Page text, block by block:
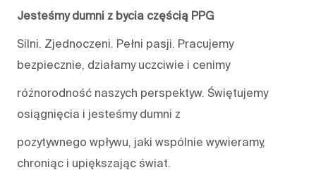
Jesteśmy dumni z bycia częścią PPG
Silni. Zjednoczeni. Pełni pasji. Pracujemy
bezpiecznie, działamy uczciwie i cenimy
różnorodność naszych perspektyw. Świętujemy
osiągnięcia i jesteśmy dumni z
pozytywnego wpływu, jaki wspólnie wywieramy,
chroniąc i upiększając świat.